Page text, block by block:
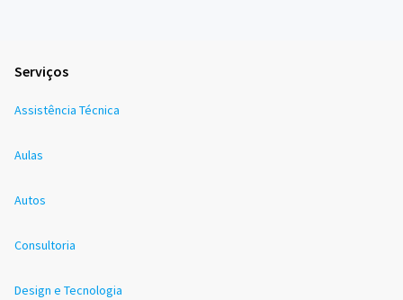
Serviços
Assistência Técnica
Aulas
Autos
Consultoria
Design e Tecnologia